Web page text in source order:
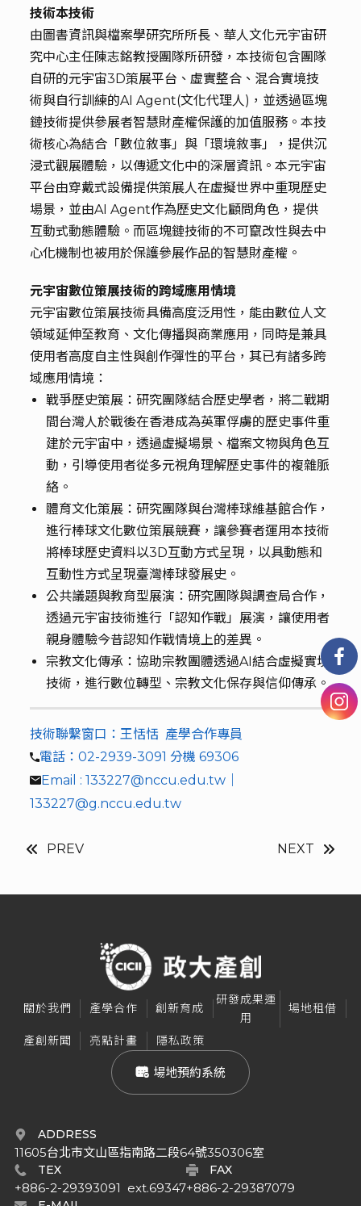
技術本技術
由圖書資訊與檔案學研究所所長、華人文化元宇宙研
究中心主任陳志銘教授團隊所研發，本技術包含團隊
自研的元宇宙3D策展平台、虛實整合、混合實境技
術與自行訓練的AI Agent(文化代理人)，並透過區塊
鏈技術提供參展者智慧財產權保護的加值服務。本技
術核心為結合「數位敘事」與「環境敘事」，提供沉
浸式觀展體驗，以傳遞文化中的深層資訊。本元宇宙
平台由穿戴式設備提供策展人在虛擬世界中重現歷史
場景，並由AI Agent作為歷史文化顧問角色，提供
互動式動態體驗。而區塊鏈技術的不可竄改性與去中
心化機制也被用於保護參展作品的智慧財產權。
元宇宙數位策展技術的跨域應用情境
元宇宙數位策展技術具備高度泛用性，能由數位人文
領域延伸至教育、文化傳播與商業應用，同時是兼具
使用者高度自主性與創作彈性的平台，其已有諸多跨
域應用情境：
戰爭歷史策展：研究團隊結合歷史學者，將二戰期
間台灣人於戰後在香港成為英軍俘虜的歷史事件重
建於元宇宙中，透過虛擬場景、檔案文物與角色互
動，引導使用者從多元視角理解歷史事件的複雜脈
絡。
體育文化策展：研究團隊與台灣棒球維基館合作，
進行棒球文化數位策展競賽，讓參賽者運用本技術
將棒球歷史資料以3D互動方式呈現，以具動態和
互動性方式呈現臺灣棒球發展史。
公共議題與教育型展演：研究團隊與調查局合作，
透過元宇宙技術進行「認知作戰」展演，讓使用者
親身體驗今昔認知作戰情境上的差異。
宗教文化傳承：協助宗教團體透過AI結合虛擬實境
技術，進行數位轉型、宗教文化保存與信仰傳承。
技術聯繫窗口：王恬恬 產學合作專員
電話：02-2939-3091 分機 69306
Email : 133227@nccu.edu.tw｜
133227@g.nccu.edu.tw
PREV NEXT
關於我們 產學合作 創新育成
研發成果運
用
場地租借
產創新聞 亮點計畫 隱私政策
場地預約系統
ADDRESS
11605台北市文山區指南路二段64號350306室
TEX
+886-2-29393091  ext.69347
FAX
+886-2-29387079